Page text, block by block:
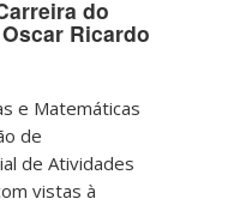
do
Ricardo
e Matemáticas
de
de Atividades
vistas à